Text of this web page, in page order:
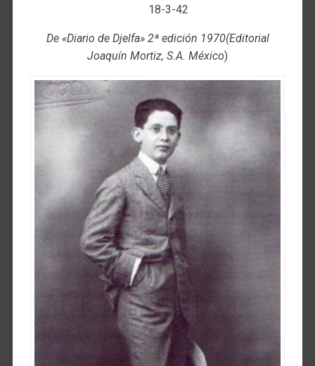
18-3-42
De «Diario de Djelfa» 2ª edición 1970(Editorial
Joaquín Mortiz, S.A. México)